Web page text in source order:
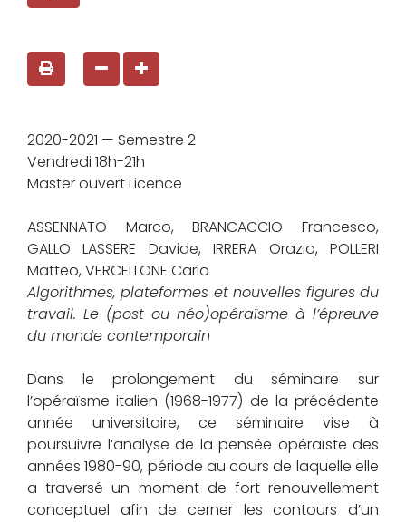
2020-2021 — Semestre 2
Vendredi 18h-21h
Master ouvert Licence
ASSENNATO Marco, BRANCACCIO Francesco,
GALLO LASSERE Davide, IRRERA Orazio, POLLERI
Matteo, VERCELLONE Carlo
Algorithmes, plateformes et nouvelles figures du
travail. Le (post ou néo)opéraïsme à l’épreuve
du monde contemporain
Dans le prolongement du séminaire sur
l’opéraïsme italien (1968-1977) de la précédente
année universitaire, ce séminaire vise à
poursuivre l’analyse de la pensée opéraïste des
années 1980-90, période au cours de laquelle elle
a traversé un moment de fort renouvellement
conceptuel afin de cerner les contours d’un